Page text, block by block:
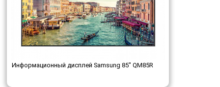
Информационный дисплей Samsung 85" QM85R